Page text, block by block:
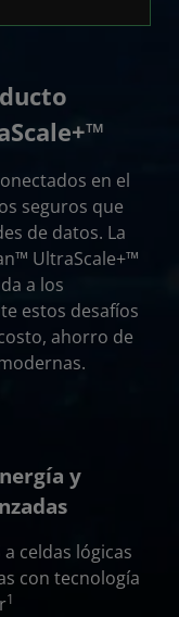
en el
seguros que
de datos. La
UltraScale+™
a los
estos desafíos
ahorro de
y
celdas lógicas
con tecnología
1